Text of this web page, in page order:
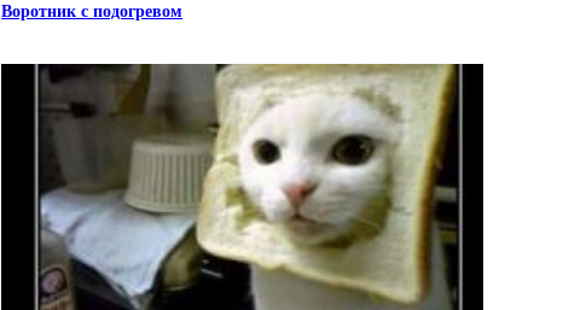
Воротник с подогревом